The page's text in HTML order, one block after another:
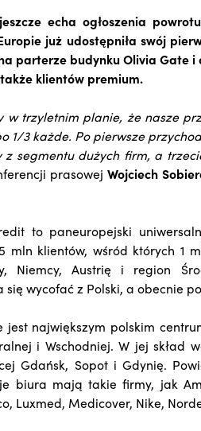
echa ogłoszenia powrotu
już udostępniła swój
parterze budynku Olivia Gate
klientów premium.
w trzyletnim planie, że nasze
1/3 każde. Po pierwsze
z segmentu dużych firm, a
prasowej Wojciech
to paneuropejski
mln klientów, wśród których 1
Niemcy, Austrię i region
się wycofać z Polski, a obecnie
jest największym polskim
i Wschodniej. W jej skład
Gdańsk, Sopot i Gdynię.
biura mają takie firmy, jak
Luxmed, Medicover, Nike,